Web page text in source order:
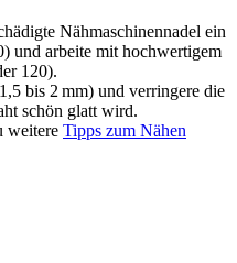
Nähmaschinennadel ein
und arbeite mit hochwertigem
120).
bis 2 mm) und verringere die
schön glatt wird.
weitere Tipps zum Nähen